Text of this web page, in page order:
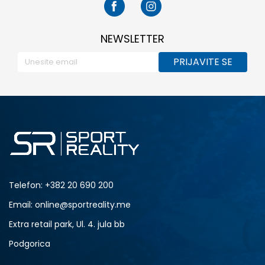
NEWSLETTER
PRIJAVITE SE
Telefon: +382 20 690 200
Email: online@sportreality.me
Extra retail park, Ul. 4. jula bb
Podgorica